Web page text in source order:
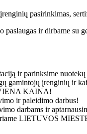
pasirinkimas,
paslaugas ir dirbame
ir parinksime
gamintojų įrenginių ir
KAINA!
ir paleidimo darbus!
darbams ir
LIETUVOS